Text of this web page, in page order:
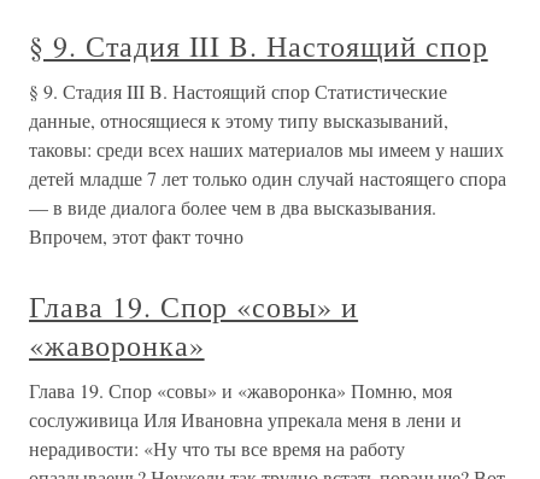
§ 9. Стадия III B. Настоящий спор
§ 9. Стадия III B. Настоящий спор Статистические
данные, относящиеся к этому типу высказываний,
таковы: среди всех наших материалов мы имеем у наших
детей младше 7 лет только один случай настоящего спора
— в виде диалога более чем в два высказывания.
Впрочем, этот факт точно
Глава 19. Спор «совы» и
«жаворонка»
Глава 19. Спор «совы» и «жаворонка» Помню, моя
сослуживица Иля Ивановна упрекала меня в лени и
нерадивости: «Ну что ты все время на работу